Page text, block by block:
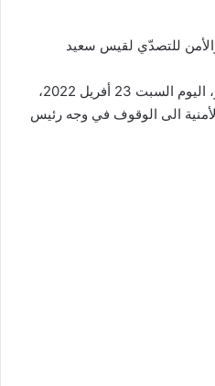
للتصدّي لقيس سعيد
دعا الناشط السياسي محمد عبو، اليوم السبت 23 أفريل 2022،
الى الوقوف في وجه رئيس